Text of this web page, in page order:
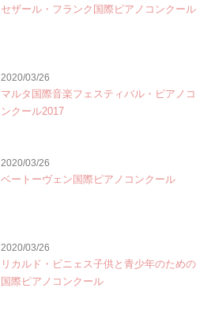
セザール・フランク国際ピアノコンクール
2020/03/26
マルタ国際音楽フェスティバル・ピアノコ
ンクール2017
2020/03/26
ベートーヴェン国際ピアノコンクール
2020/03/26
リカルド・ビニェス子供と青少年のための
国際ピアノコンクール